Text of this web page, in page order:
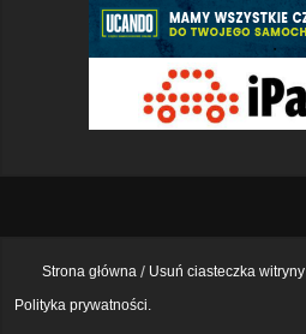
Strona główna Usuń ciasteczka witryny
Polityka prywatności.